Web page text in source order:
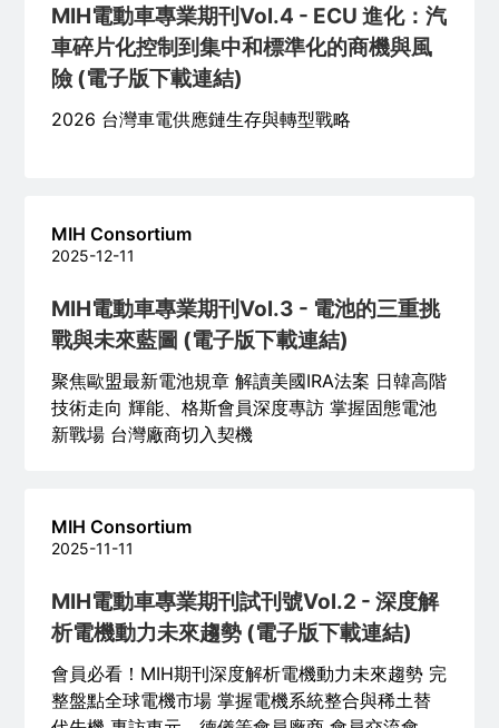
MIH電動車專業期刊Vol.4 - ECU 進化：汽
車碎片化控制到集中和標準化的商機與風
險 (電子版下載連結)
2026 台灣車電供應鏈生存與轉型戰略
MIH Consortium
2025-12-11
MIH電動車專業期刊Vol.3 - 電池的三重挑
戰與未來藍圖 (電子版下載連結)
聚焦歐盟最新電池規章 解讀美國IRA法案 日韓高階
技術走向 輝能、格斯會員深度專訪 掌握固態電池
新戰場 台灣廠商切入契機
MIH Consortium
2025-11-11
MIH電動車專業期刊試刊號Vol.2 - 深度解
析電機動力未來趨勢 (電子版下載連結)
會員必看！MIH期刊深度解析電機動力未來趨勢 完
整盤點全球電機市場 掌握電機系統整合與稀土替